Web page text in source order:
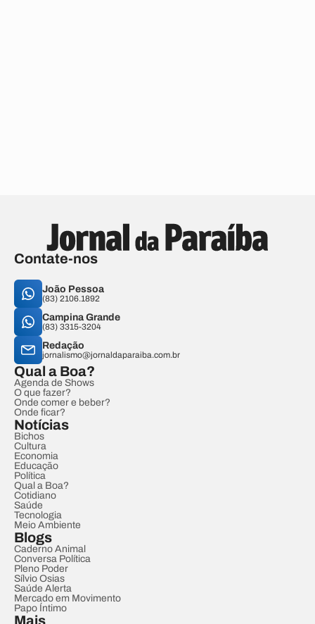
Contate-nos
João Pessoa
(83) 2106.1892
Campina Grande
(83) 3315-3204
Redação
jornalismo@jornaldaparaiba.com.br
Qual a Boa?
Agenda de Shows
O que fazer?
Onde comer e beber?
Onde ficar?
Notícias
Bichos
Cultura
Economia
Educação
Política
Qual a Boa?
Cotidiano
Saúde
Tecnologia
Meio Ambiente
Blogs
Caderno Animal
Conversa Política
Pleno Poder
Sílvio Osias
Saúde Alerta
Mercado em Movimento
Papo Íntimo
Mais